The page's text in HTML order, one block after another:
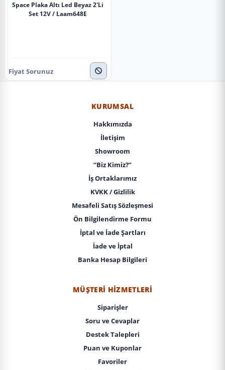
Space Plaka Altı Led Beyaz 2'Li
Set 12V / Laam648E
Fiyat Sorunuz
KURUMSAL
Hakkımızda
İletişim
Showroom
“Biz Kimiz?”
İş Ortaklarımız
KVKK / Gizlilik
Mesafeli Satış Sözleşmesi
Ön Bilgilendirme Formu
İptal ve İade Şartları
İade ve İptal
Banka Hesap Bilgileri
MÜŞTERI HIZMETLERI
Siparişler
Soru ve Cevaplar
Destek Talepleri
Puan ve Kuponlar
Favoriler